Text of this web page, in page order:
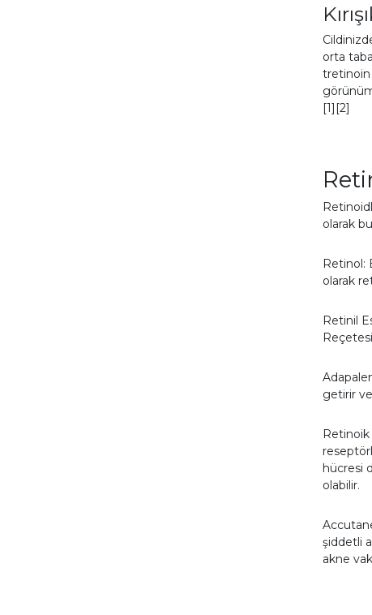
orta
tretinoin
[1][2]
olarak
Retinol:
olarak
Retinil
getirir
hücresi
olabilir.
şiddetli
akne